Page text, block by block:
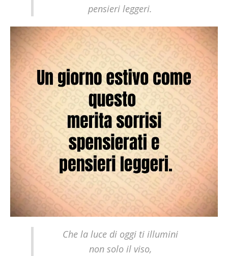
pensieri leggeri.
Che la luce di oggi ti illumini
non solo il viso,